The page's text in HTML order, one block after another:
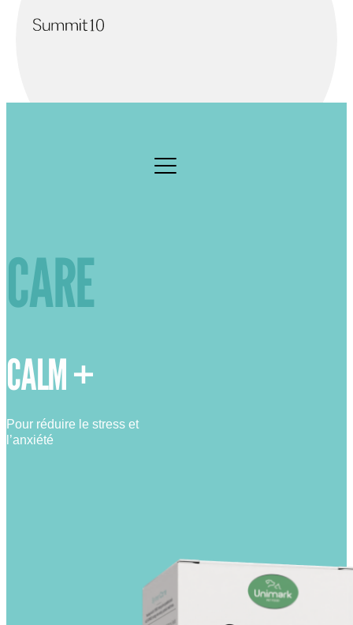
CARE
CALM +
Pour réduire le stress et
l’anxiété